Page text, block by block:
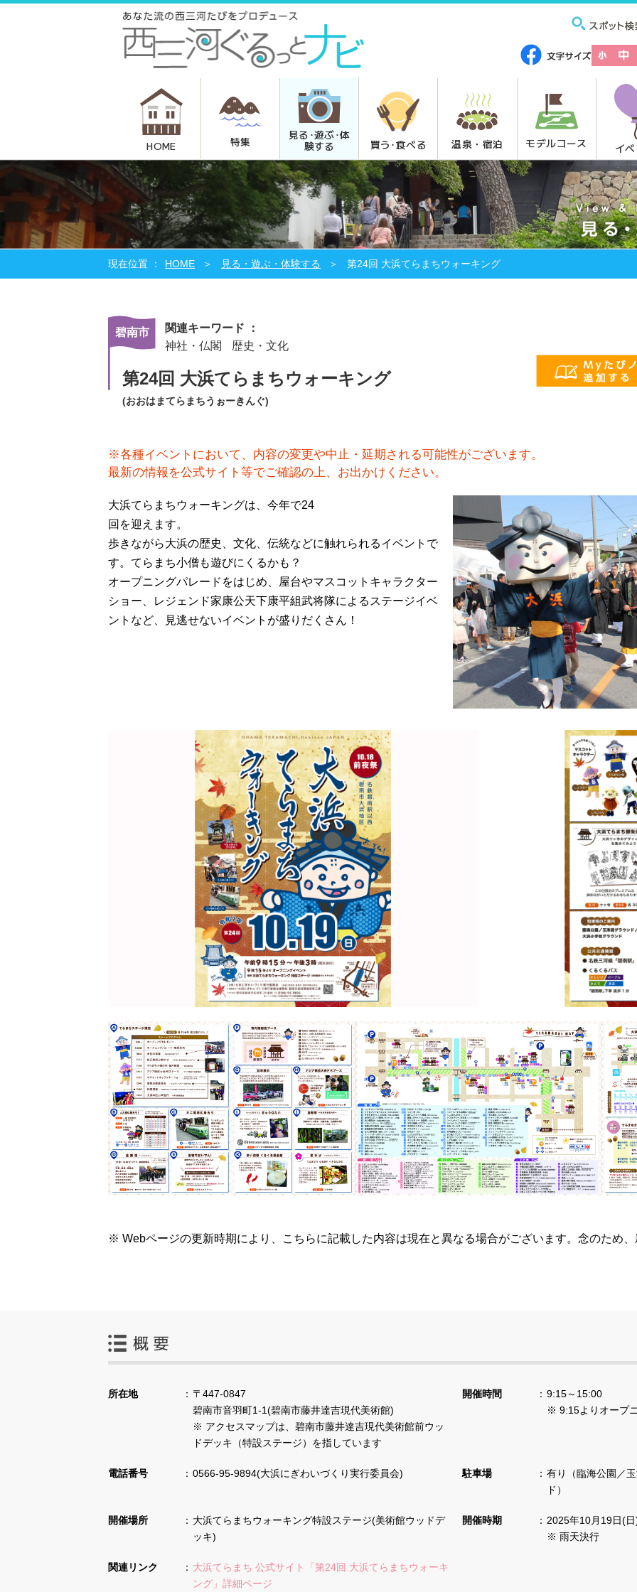
HOME 特集
見る･遊ぶ･体
験する
買う･食べる 温泉・宿泊 モデルコース イ
HOME 見る・遊ぶ・体験する 第24回 大浜てらまちウォーキング
碧南市
関連キーワード ：
神社・仏閣
歴史・文化
第24回 大浜てらまちウォーキング
(おおはまてらまちうぉーきんぐ)
※各種イベントにおいて、内容の変更や中止・延期される可能性がございます。
最新の情報を公式サイト等でご確認の上、お出かけください。
大浜てらまちウォーキングは、今年で24
回を迎えます。
歩きながら大浜の歴史、文化、伝統などに触れられるイベントで
す。てらまち小僧も遊びにくるかも？
オープニングパレードをはじめ、屋台やマスコットキャラクター
ショー、レジェンド家康公天下康平組武将隊によるステージイベ
ントなど、見逃せないイベントが盛りだくさん！
※ Webページの更新時期により、こちらに記載した内容は現在と異なる場合がございます。念のため
所在地
〒447-0847
碧南市音羽町1-1(碧南市藤井達吉現代美術館)
※ アクセスマップは、碧南市藤井達吉現代美術館前ウッ
ドデッキ（特設ステージ）を指しています
開催時間
9:15～15:00
※ 9:15よりオープ
電話番号 0566-95-9894​​​​​​​(大浜にぎわいづくり実行委員会) 駐車場
有り（臨海公園／
ド）
開催場所
大浜てらまちウォーキング特設ステージ(美術館ウッドデ
ッキ)
開催時期
2025年10月19日(
※ 雨天決行
関連リンク
大浜てらまち 公式サイト「第24回 大浜てらまちウォーキ
ング」詳細ページ